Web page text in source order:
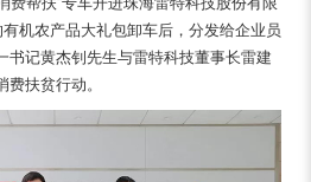
机农产品大礼包卸车后，分发给企业员
书记黄杰钊先生与雷特科技董事长雷建
扶贫行动。